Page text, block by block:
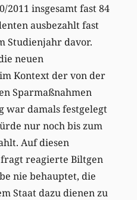
2011 insgesamt fast 84
ausbezahlt fast
Studienjahr davor.
neuen
Kontext der von der
Sparmaßnahmen
war damals festgelegt
nur noch bis zum
Auf diesen
reagierte Biltgen
nie behauptet, die
Staat dazu dienen zu